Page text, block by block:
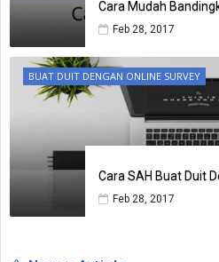
Cara Mudah
Feb 28, 2017
BUAT DUIT DENGAN ONLINE SURVEY
Cara SAH Buat Duit
Feb 28, 2017